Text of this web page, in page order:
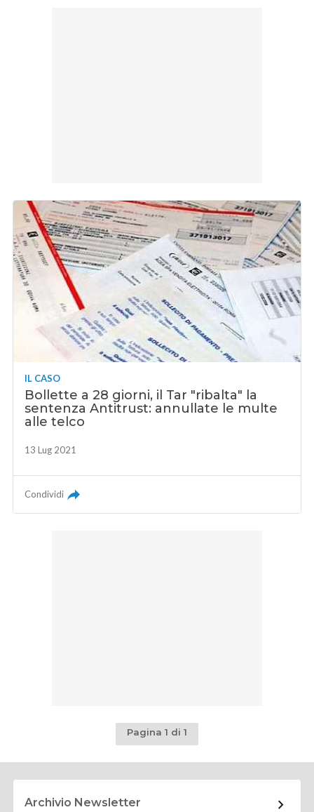
IL CASO
Bollette a 28 giorni, il Tar "ribalta" la
sentenza Antitrust: annullate le multe
alle telco
13 Lug 2021
Condividi
Pagina 1 di 1
Archivio Newsletter